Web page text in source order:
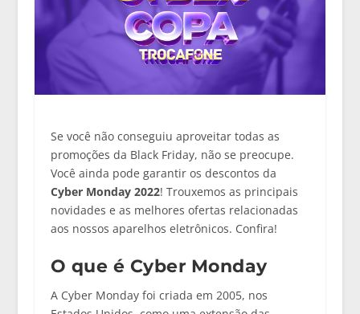
Se você não conseguiu aproveitar todas as
promoções da Black Friday, não se preocupe.
Você ainda pode garantir os descontos da
Cyber Monday 2022! Trouxemos as principais
novidades e as melhores ofertas relacionadas
aos nossos aparelhos eletrônicos. Confira!
O que é Cyber Monday
A Cyber Monday foi criada em 2005, nos